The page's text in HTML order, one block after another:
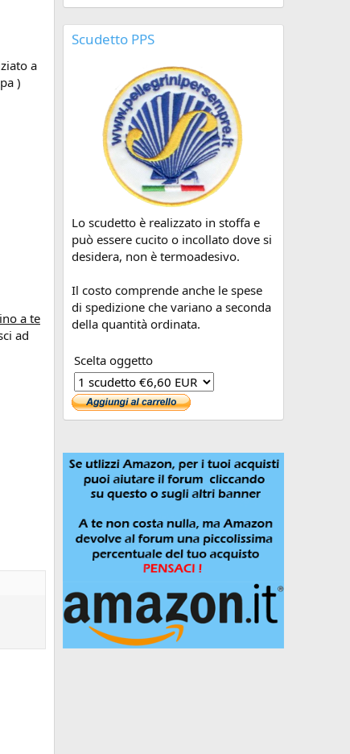
a
)
a te
ad
Scudetto PPS
Lo scudetto è realizzato in stoffa e
può essere cucito o incollato dove si
desidera, non è termoadesivo.
Il costo comprende anche le spese
di spedizione che variano a seconda
della quantità ordinata.
Scelta oggetto